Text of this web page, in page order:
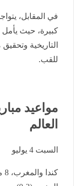
في المقابل،
كبيرة، حيث يأمل
التاريخية
للقب.
العالم
السبت 4 يوليو